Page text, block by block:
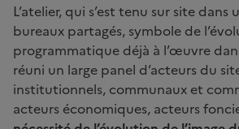
L’atelier, qui s’est tenu sur site dans
bureaux partagés, symbole de
programmatique déjà à l’œuvre
réuni un large panel d’acteurs du
institutionnels, communaux et
acteurs économiques, acteurs